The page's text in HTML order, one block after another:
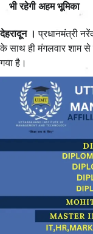
भी रहेगी अहम भूमिका
देहरादून । प्रधानमंत्री
के साथ ही मंगलवार शाम से
गया है।